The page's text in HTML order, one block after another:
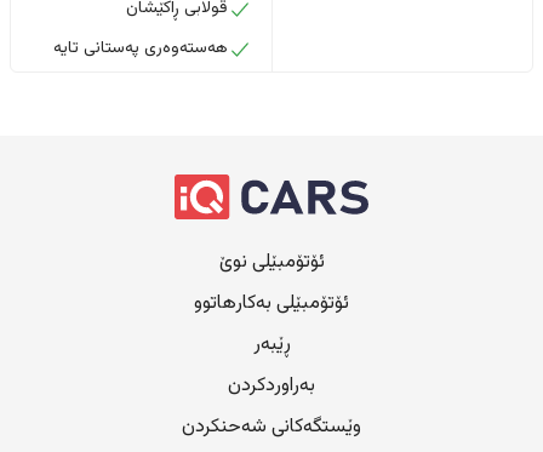
قولابی ڕاکێشان
هەستەوەری پەستانی تایە
ئۆتۆمبێلی نوێ
ئۆتۆمبێلی بەکارهاتوو
ڕێبەر
بەراوردکردن
وێستگەکانی شەحنکردن